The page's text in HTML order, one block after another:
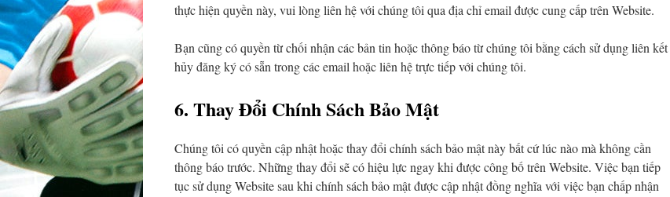
thực hiện quyền này, vui lòng liên hệ với chúng tôi qua địa chỉ email được cung cấp trên Website.
Bạn cũng có quyền từ chối nhận các bản tin hoặc thông báo từ chúng tôi bằng cách sử dụng liên kết
hủy đăng ký có sẵn trong các email hoặc liên hệ trực tiếp với chúng tôi.
6. Thay Đổi Chính Sách Bảo Mật
Chúng tôi có quyền cập nhật hoặc thay đổi chính sách bảo mật này bất cứ lúc nào mà không cần
thông báo trước. Những thay đổi sẽ có hiệu lực ngay khi được công bố trên Website. Việc bạn tiếp
tục sử dụng Website sau khi chính sách bảo mật được cập nhật đồng nghĩa với việc bạn chấp nhận